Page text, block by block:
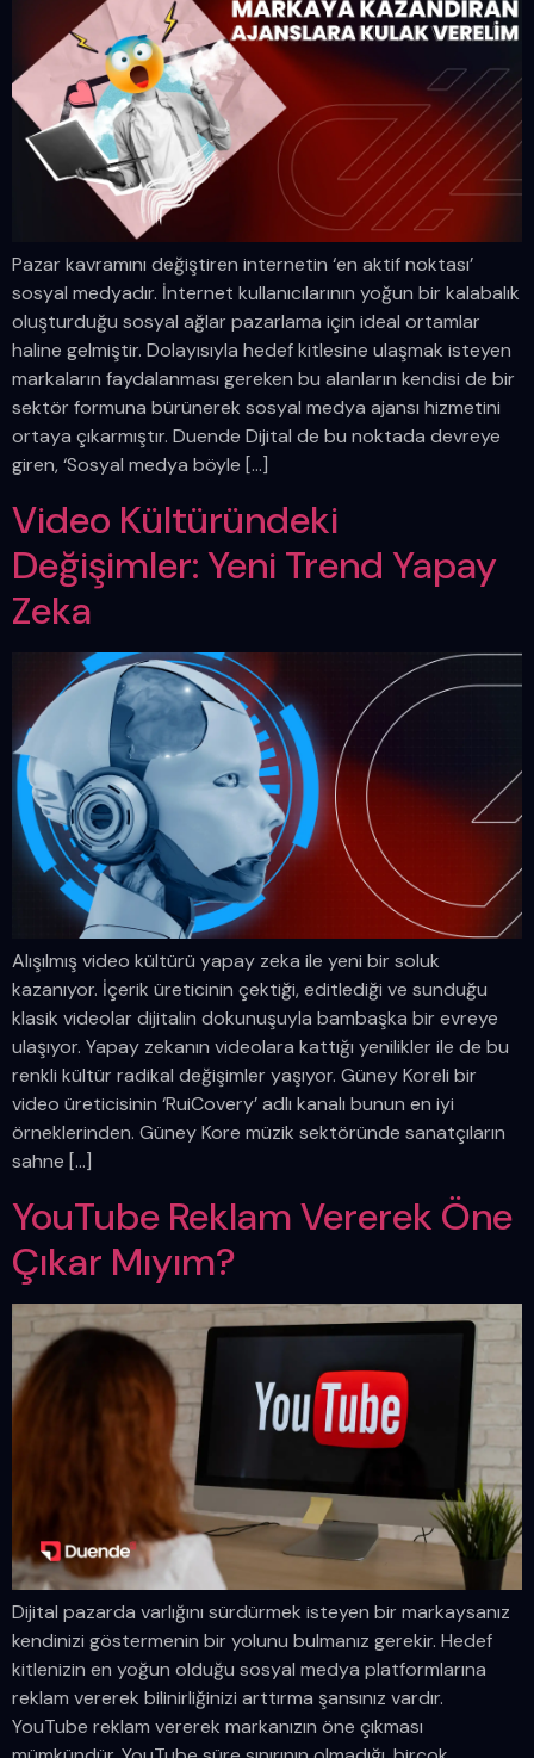
Pazar kavramını değiştiren internetin ‘en aktif noktası’
sosyal medyadır. İnternet kullanıcılarının yoğun bir kalabalık
oluşturduğu sosyal ağlar pazarlama için ideal ortamlar
haline gelmiştir. Dolayısıyla hedef kitlesine ulaşmak isteyen
markaların faydalanması gereken bu alanların kendisi de bir
sektör formuna bürünerek sosyal medya ajansı hizmetini
ortaya çıkarmıştır. Duende Dijital de bu noktada devreye
giren, ‘Sosyal medya böyle […]
Video Kültüründeki
Değişimler: Yeni Trend Yapay
Zeka
Alışılmış video kültürü yapay zeka ile yeni bir soluk
kazanıyor. İçerik üreticinin çektiği, editlediği ve sunduğu
klasik videolar dijitalin dokunuşuyla bambaşka bir evreye
ulaşıyor. Yapay zekanın videolara kattığı yenilikler ile de bu
renkli kültür radikal değişimler yaşıyor. Güney Koreli bir
video üreticisinin ‘RuiCovery’ adlı kanalı bunun en iyi
örneklerinden. Güney Kore müzik sektöründe sanatçıların
sahne […]
YouTube Reklam Vererek Öne
Çıkar Mıyım?
Dijital pazarda varlığını sürdürmek isteyen bir markaysanız
kendinizi göstermenin bir yolunu bulmanız gerekir. Hedef
kitlenizin en yoğun olduğu sosyal medya platformlarına
reklam vererek bilinirliğinizi arttırma şansınız vardır.
YouTube reklam vererek markanızın öne çıkması